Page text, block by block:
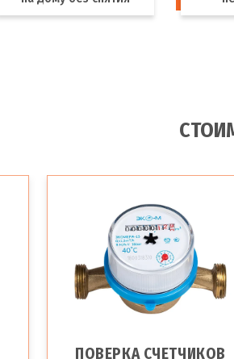
ПОВЕРКА СЧЕТЧИКОВ